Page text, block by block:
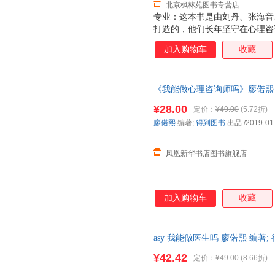
专业：这本书是由刘丹、张海
打造的，他们长年坚守在心理
实现状，不美化，不忽悠，让
地“劝退”。 全面：不用再去网
北京枫林苑图书专营店
加入购物车 收藏
《我能做心理咨询师吗》廖偌
¥28.00 定价： ¥49.00 (5.72折)
凤凰新华书店图书旗舰店
廖偌熙 编著; 得到图书 出品 /2019-
加入购物车 收藏
asy 我能做医生吗 廖偌熙 编著;
¥42.42 定价： ¥49.00 (8.66折)